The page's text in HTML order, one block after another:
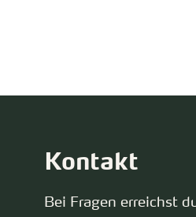
Kontakt
Bei Fragen erreichst